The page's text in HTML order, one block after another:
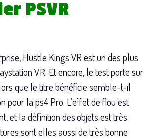
PSVR
Hustle Kings VR est un des plus
VR. Et encore, le test porte sur
que le titre bénéficie semble-t-il
pour la ps4 Pro. L’effet de flou est
et la définition des objets est très
sont elles aussi de très bonne